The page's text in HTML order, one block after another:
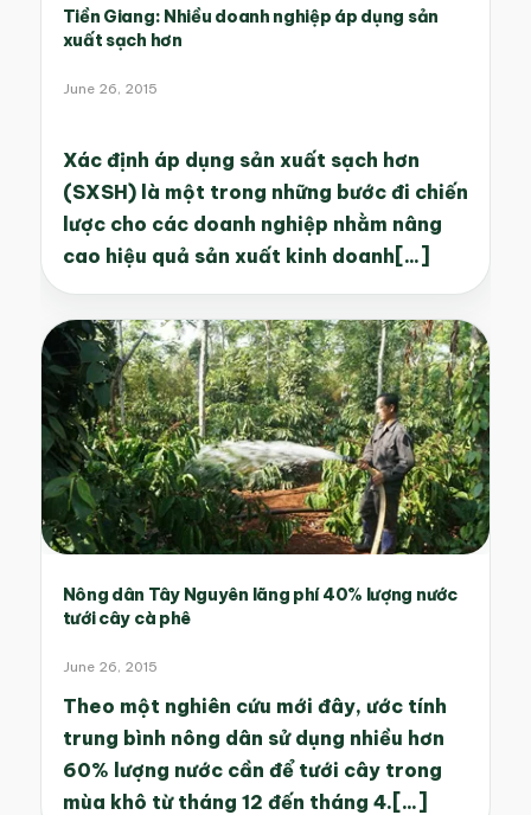
Tiền Giang: Nhiều doanh nghiệp áp dụng sản
xuất sạch hơn
June 26, 2015
Xác định áp dụng sản xuất sạch hơn
(SXSH) là một trong những bước đi chiến
lược cho các doanh nghiệp nhằm nâng
cao hiệu quả sản xuất kinh doanh[...]
Nông dân Tây Nguyên lãng phí 40% lượng nước
tưới cây cà phê
June 26, 2015
Theo một nghiên cứu mới đây, ước tính
trung bình nông dân sử dụng nhiều hơn
60% lượng nước cần để tưới cây trong
mùa khô từ tháng 12 đến tháng 4.[...]